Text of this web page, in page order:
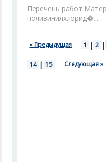
Перечень работ
поливинилхлорид�...
« Предыдущая 1 | 2 |
14 | 15 Следующая »